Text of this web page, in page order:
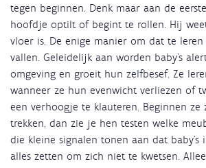
tegen beginnen. Denk maar aan de
hoofdje optilt of begint te rollen. Hij
vloer is. De enige manier om dat te leren
vallen. Geleidelijk aan worden baby’s
omgeving en groeit hun zelfbesef. Ze
wanneer ze hun evenwicht verliezen of
een verhoogje te klauteren. Beginnen ze
trekken, dan zie je hen testen welke
die kleine signalen tonen aan dat
alles zetten om zich niet te kwetsen.